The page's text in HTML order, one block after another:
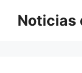
Noticias